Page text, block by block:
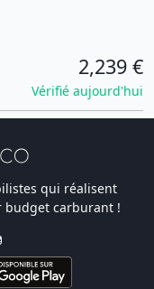
2,239 €
Vérifié aujourd'hui
qui réalisent
budget carburant !